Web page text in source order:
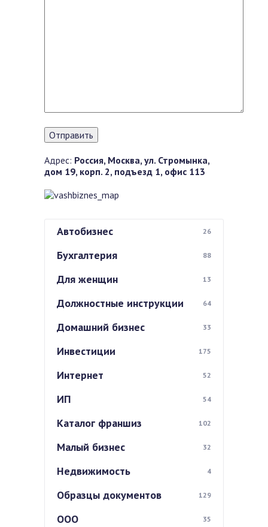
Адрес: Россия, Москва, ул. Стромынка,
дом 19, корп. 2, подъезд 1, офис 113
Автобизнес 26
Бухгалтерия 88
Для женщин 13
Должностные инструкции 64
Домашний бизнес 33
Инвестиции 175
Интернет 52
ИП 54
Каталог франшиз 102
Малый бизнес 32
Недвижимость 4
Образцы документов 129
ООО 35